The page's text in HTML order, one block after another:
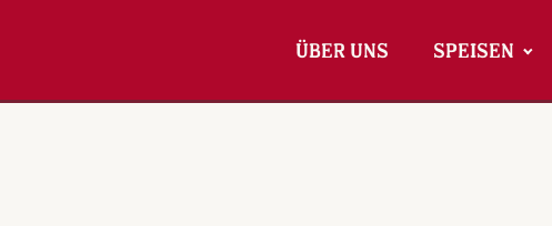
ÜBER UNS SPEISEN